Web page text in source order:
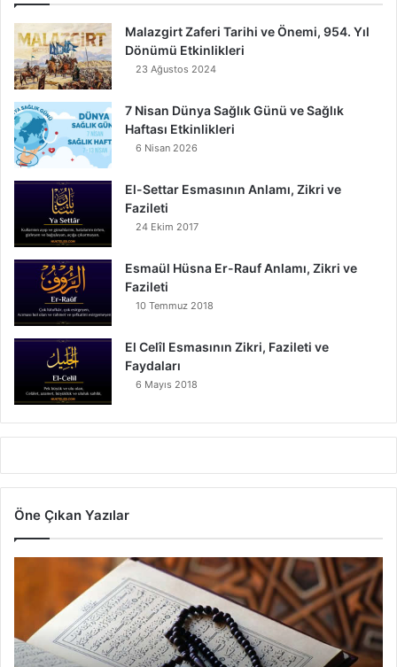
Malazgirt Zaferi Tarihi ve Önemi, 954. Yıl
Dönümü Etkinlikleri
23 Ağustos 2024
7 Nisan Dünya Sağlık Günü ve Sağlık
Haftası Etkinlikleri
6 Nisan 2026
El-Settar Esmasının Anlamı, Zikri ve
Fazileti
24 Ekim 2017
Esmaül Hüsna Er-Rauf Anlamı, Zikri ve
Fazileti
10 Temmuz 2018
El Celîl Esmasının Zikri, Fazileti ve
Faydaları
6 Mayıs 2018
Öne Çıkan Yazılar
t
V